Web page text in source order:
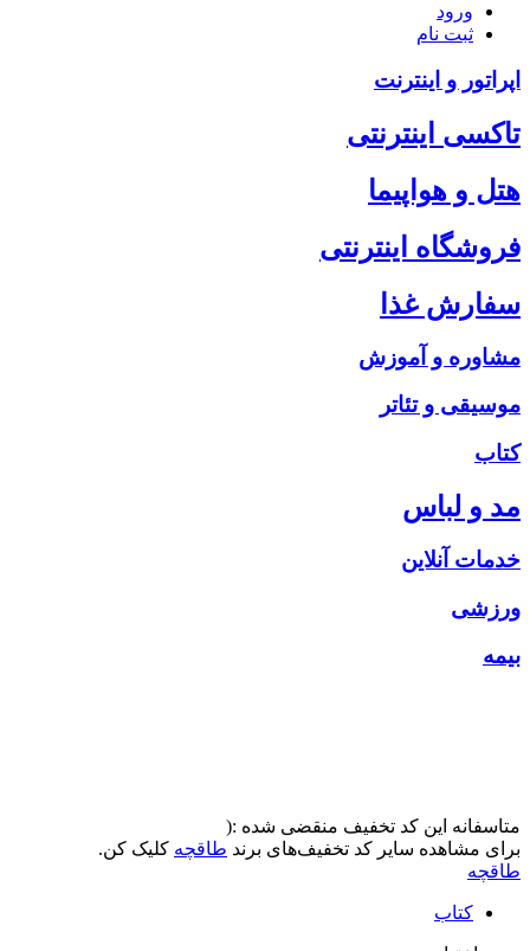
ورود
ثبت نام
اپراتور و اینترنت
تاکسی اینترنتی
هتل و هواپیما
فروشگاه اینترنتی
سفارش غذا
مشاوره و آموزش
موسیقی و تئاتر
کتاب
مد و لباس
خدمات آنلاین
ورزشی
بیمه
متاسفانه این کد تخفیف منقضی شده :(
برای مشاهده سایر کد تخفیف‌های برند طاقچه کلیک کن.
طاقچه
کتاب